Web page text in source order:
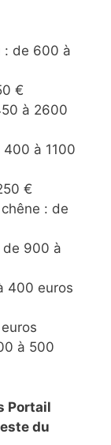
: de 600 à
€
à 2600
à 1100
€
: de
de 900 à
400 euros
à 500
Portail
du